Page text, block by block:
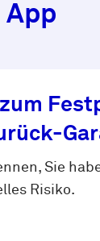
App
Sie
Risiko.